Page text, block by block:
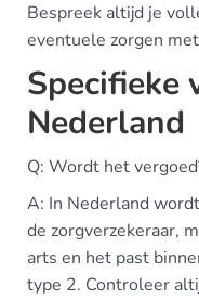
Bespreek altijd je
eventuele zorgen
Specifieke
Nederland
Q: Wordt het
A: In Nederland
de zorgverzekeraar,
arts en het past
type 2. Controleer